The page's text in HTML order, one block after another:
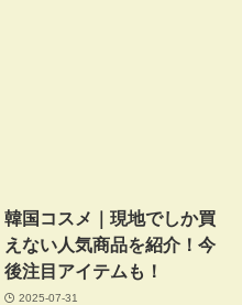
韓国コスメ｜現地でしか買
えない人気商品を紹介！今
後注目アイテムも！
2025-07-31